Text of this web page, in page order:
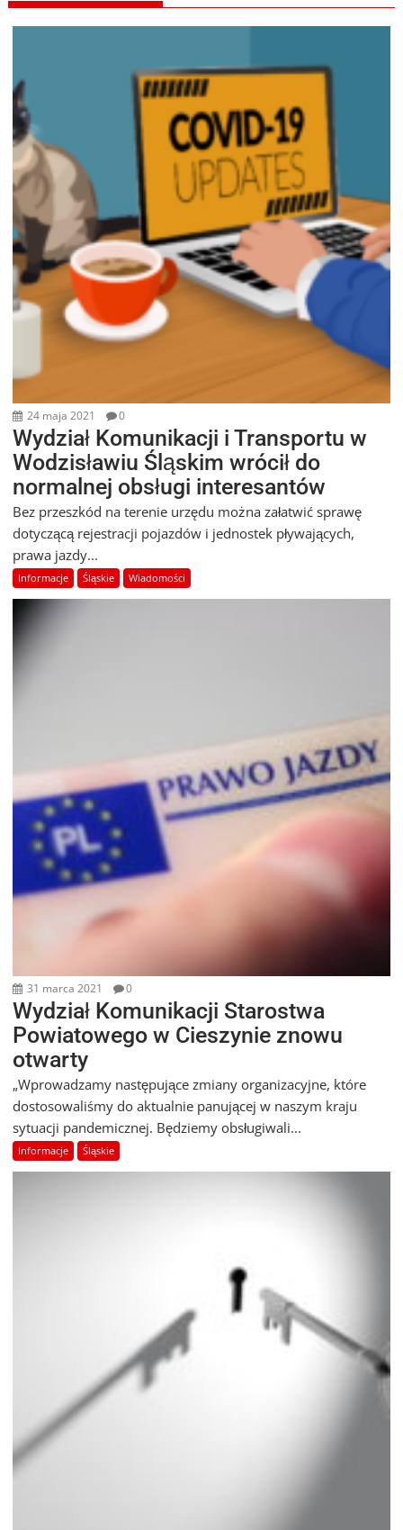
24 maja 2021 0
Wydział Komunikacji i Transportu w
Wodzisławiu Śląskim wrócił do
normalnej obsługi interesantów
Bez przeszkód na terenie urzędu można załatwić sprawę
dotyczącą rejestracji pojazdów i jednostek pływających,
prawa jazdy...
Informacje Śląskie Wiadomości
31 marca 2021 0
Wydział Komunikacji Starostwa
Powiatowego w Cieszynie znowu
otwarty
„Wprowadzamy następujące zmiany organizacyjne, które
dostosowaliśmy do aktualnie panującej w naszym kraju
sytuacji pandemicznej. Będziemy obsługiwali...
Informacje Śląskie